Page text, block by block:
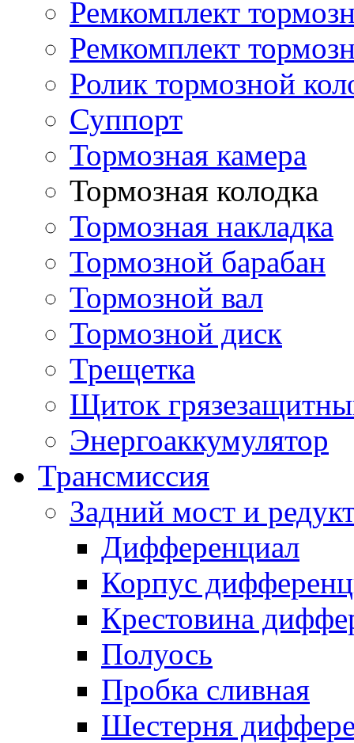
Ремкомплект
Ремкомплект
Ролик тормозной
Суппорт
Тормозная камера
Тормозная колодка
Тормозная накладка
Тормозной барабан
Тормозной вал
Тормозной диск
Трещетка
Щиток
Энергоаккумулятор
Трансмиссия
Задний мост и
Дифференциал
Корпус
Крестовина
Полуось
Пробка сливная
Шестерня